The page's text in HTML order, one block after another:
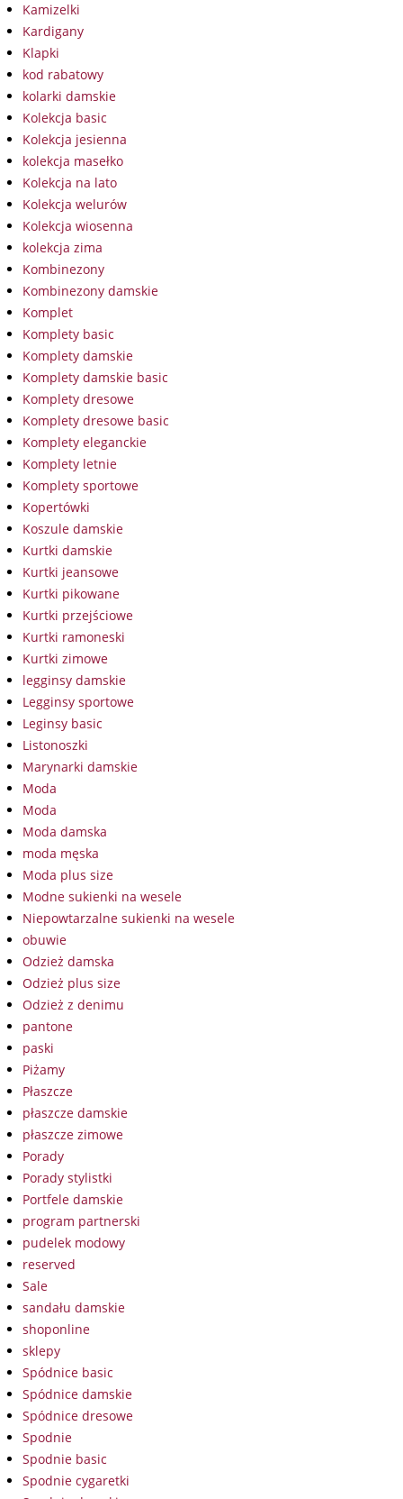
Kamizelki
Kardigany
Klapki
kod rabatowy
kolarki damskie
Kolekcja basic
Kolekcja jesienna
kolekcja masełko
Kolekcja na lato
Kolekcja welurów
Kolekcja wiosenna
kolekcja zima
Kombinezony
Kombinezony damskie
Komplet
Komplety basic
Komplety damskie
Komplety damskie basic
Komplety dresowe
Komplety dresowe basic
Komplety eleganckie
Komplety letnie
Komplety sportowe
Kopertówki
Koszule damskie
Kurtki damskie
Kurtki jeansowe
Kurtki pikowane
Kurtki przejściowe
Kurtki ramoneski
Kurtki zimowe
legginsy damskie
Legginsy sportowe
Leginsy basic
Listonoszki
Marynarki damskie
Moda
Moda
Moda damska
moda męska
Moda plus size
Modne sukienki na wesele
Niepowtarzalne sukienki na wesele
obuwie
Odzież damska
Odzież plus size
Odzież z denimu
pantone
paski
Piżamy
Płaszcze
płaszcze damskie
płaszcze zimowe
Porady
Porady stylistki
Portfele damskie
program partnerski
pudelek modowy
reserved
Sale
sandału damskie
shoponline
sklepy
Spódnice basic
Spódnice damskie
Spódnice dresowe
Spodnie
Spodnie basic
Spodnie cygaretki